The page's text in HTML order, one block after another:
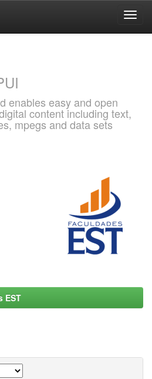
enables easy and open
content including text,
mpegs and data sets
EST